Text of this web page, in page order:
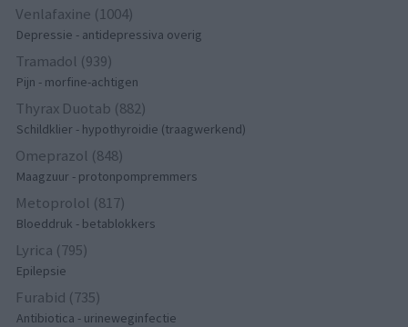
Venlafaxine (1004)
Depressie - antidepressiva overig
Tramadol (939)
Pijn - morfine-achtigen
Thyrax Duotab (882)
Schildklier - hypothyroidie (traagwerkend)
Omeprazol (848)
Maagzuur - protonpompremmers
Metoprolol (817)
Bloeddruk - betablokkers
Lyrica (795)
Epilepsie
Furabid (735)
Antibiotica - urineweginfectie